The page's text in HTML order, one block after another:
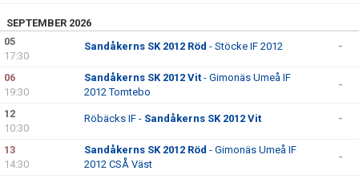
SEPTEMBER 2026
05
17:30
Sandåkerns SK 2012 Röd - Stöcke IF 2012 -
06
19:30
Sandåkerns SK 2012 Vit - Gimonäs Umeå IF
2012 Tomtebo
-
12
10:30
Röbäcks IF - Sandåkerns SK 2012 Vit -
13
14:30
Sandåkerns SK 2012 Röd - Gimonäs Umeå IF
2012 CSÅ Väst
-